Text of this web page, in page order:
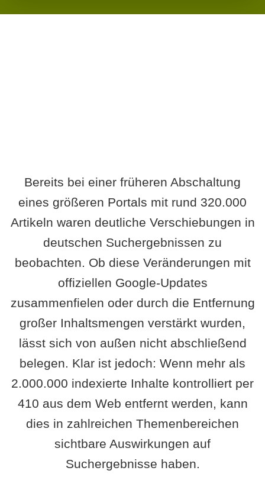
Bereits bei einer früheren Abschaltung
eines größeren Portals mit rund 320.000
Artikeln waren deutliche Verschiebungen in
deutschen Suchergebnissen zu
beobachten. Ob diese Veränderungen mit
offiziellen Google-Updates
zusammenfielen oder durch die Entfernung
großer Inhaltsmengen verstärkt wurden,
lässt sich von außen nicht abschließend
belegen. Klar ist jedoch: Wenn mehr als
2.000.000 indexierte Inhalte kontrolliert per
410 aus dem Web entfernt werden, kann
dies in zahlreichen Themenbereichen
sichtbare Auswirkungen auf
Suchergebnisse haben.